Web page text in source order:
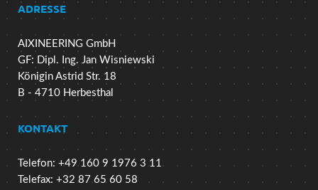
ADRESSE
AIXINEERING GmbH
GF: Dipl. Ing. Jan Wisniewski
Königin Astrid Str. 18
B - 4710 Herbesthal
KONTAKT
Telefon: +49 160 9 1976 3 11
Telefax: +32 87 65 60 58